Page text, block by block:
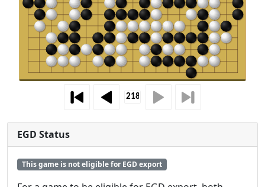
EGD Status
This game is not eligible for EGD export